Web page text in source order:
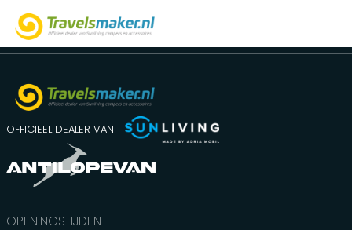
OFFICIEEL DEALER VAN
OPENINGSTIJDEN